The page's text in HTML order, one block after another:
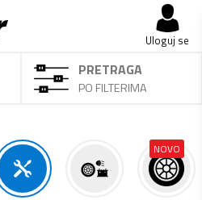
Uloguj se
PRETRAGA
PO FILTERIMA
NOVO